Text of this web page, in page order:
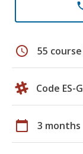
schedule 55
Code ES-
calendar_today 3 months